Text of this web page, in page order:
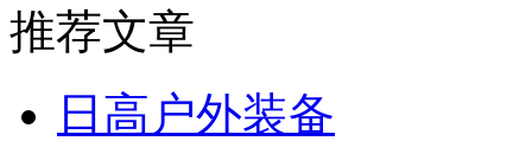
推荐文章
日高户外装备